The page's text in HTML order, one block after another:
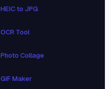
HEIC to JPG
OCR Tool
Photo Collage
GIF Maker